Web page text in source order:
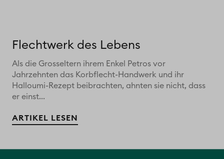
Flechtwerk des Lebens
Als die Grosseltern ihrem Enkel Petros vor
Jahrzehnten das Korbflecht-Handwerk und ihr
Halloumi-Rezept beibrachten, ahnten sie nicht, dass
er einst...
ARTIKEL LESEN